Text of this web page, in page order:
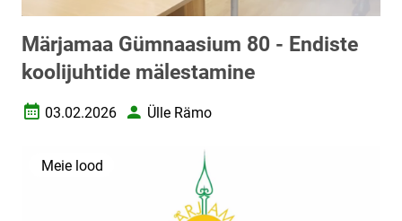
Märjamaa Gümnaasium 80 - Endiste
koolijuhtide mälestamine
Loomise kuupäev
03.02.2026 AutorÜlle Rämo
Meie lood